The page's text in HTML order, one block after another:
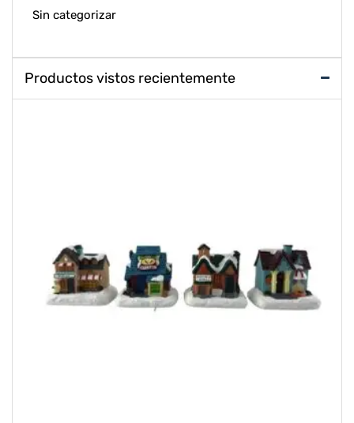
Sin categorizar
Productos vistos recientemente